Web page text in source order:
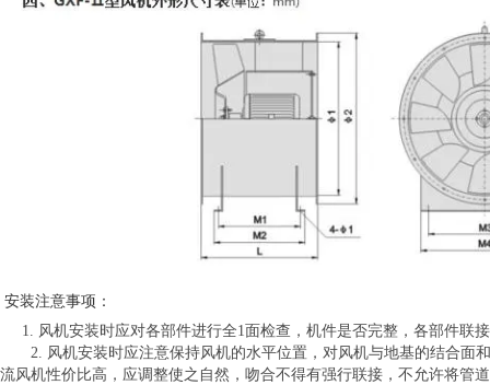
安装注意事项：
1. 风机安装时应对各部件进行全1面检查，机件是否完整，各部件联
2. 风机安装时应注意保持风机的水平位置，对风机与地基的结合面
流风机性价比高，应调整使之自然，吻合不得有强行联接，不允许将管